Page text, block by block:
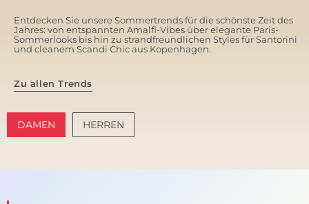
Entdecken Sie unsere Sommertrends für die schönste Zeit des
Jahres: von entspannten Amalfi-Vibes über elegante Paris-
Sommerlooks bis hin zu strandfreundlichen Styles für Santorini
und cleanem Scandi Chic aus Kopenhagen.
Zu allen Trends
DAMEN HERREN